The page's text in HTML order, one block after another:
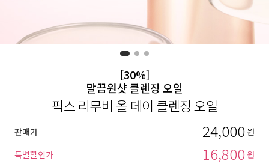
[30%]
말끔원샷 클렌징 오일
픽스 리무버 올 데이 클렌징 오일
판매가 24,000 원
특별할인가
16,800 원